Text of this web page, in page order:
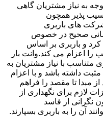
به نیاز مشتریان گاهی
پذیر همچون
های باربری
صحیح در خصوص
کرد و باربری بر اساس
را اعزام می کند.وانت بار
متناسب با نیاز مشتریان به
داشته باشد و با اعزام
مبدا تا مقصد را فراهم
لازم برای نگهداری از
نگرانی از فاسد
آن را به باربری بسپارند.